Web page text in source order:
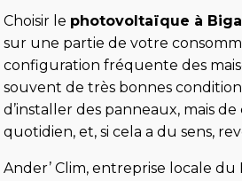
Choisir le photovoltaïque à
sur une partie de votre
configuration fréquente des
souvent de très bonnes
d’installer des panneaux, mais
quotidien, et, si cela a du sens,
Ander’ Clim, entreprise locale